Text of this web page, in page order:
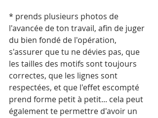
* prends plusieurs photos de
l'avancée de ton travail, afin de juger
du bien fondé de l'opération,
s'assurer que tu ne dévies pas, que
les tailles des motifs sont toujours
correctes, que les lignes sont
respectées, et que l'effet escompté
prend forme petit à petit... cela peut
également te permettre d'avoir un